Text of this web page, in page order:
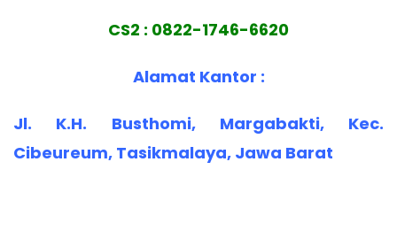
CS2 : 0822-1746-6620
Alamat Kantor :
Jl. K.H. Busthomi, Margabakti, Kec.
Cibeureum, Tasikmalaya, Jawa Barat